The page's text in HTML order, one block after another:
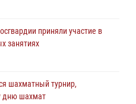
заместителем полномочного
Федерации в Северо-
Кузнецовым
Балкарской Республике
приняли участие в
занятиях
шахматный турнир,
дню шахмат